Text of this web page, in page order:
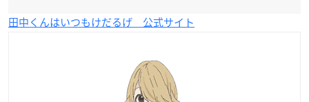
田中くんはいつもけだるげ 公式サイト